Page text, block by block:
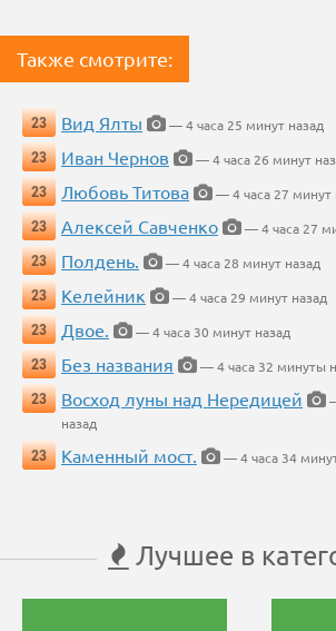
Также смотрите:
23 Вид Ялты
— 4 часа 25 минут назад
23
Иван Чернов
— 4 часа 26 минут
23
Любовь Титова
— 4 часа 27 минут
23
Алексей Савченко
— 4 часа 27
23
Полдень.
— 4 часа 28 минут назад
23
Келейник
— 4 часа 29 минут назад
23
Двое.
— 4 часа 30 минут назад
23
Без названия
— 4 часа 32 минуты
23
Восход луны над Нередицей
назад
23
Каменный мост. — 4 часа 34
Лучшее в